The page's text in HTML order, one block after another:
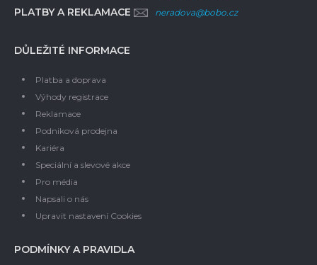
PLATBY A REKLAMACE
neradova@bobo.cz
DŮLEŽITÉ INFORMACE
Platba a doprava
Výhody registrace
Reklamace
Podniková prodejna
Kariéra
Speciální a slevové akce
Pro média
Napsali o nás
Upravit nastavení Cookies
PODMÍNKY A PRAVIDLA